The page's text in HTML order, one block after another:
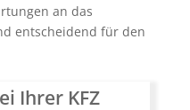
an das
entscheidend für den
Ihrer KFZ